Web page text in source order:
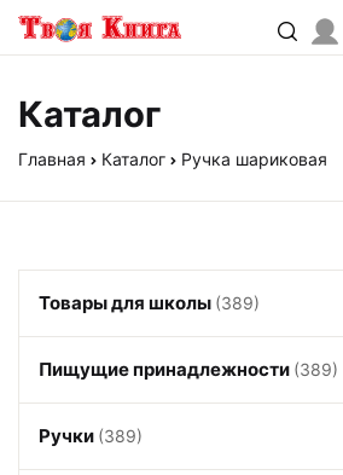
Каталог
Главная Каталог Ручка шариковая
Товары для школы (389)
Пищущие принадлежности (389)
Ручки (389)